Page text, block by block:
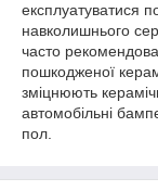
експлуатуватися
навколишнього
часто
пошкодженої
зміцнюють
автомобільні
пол.